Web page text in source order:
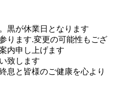
黒が休業日となります
ります.変更の可能性もござ
内申し上げます
致します
息と皆様のご健康を心より